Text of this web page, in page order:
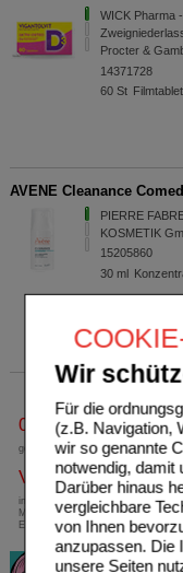
Wir
Für die
(z.B. Navigation,
wir so genannte
notwendig, damit
Darüber hinaus
vergleichbare
von Ihnen
anzupassen. Die
unsere Seiten
WICK Pharma -
Procter &
14371728
60 St
AVENE Cleanance
PIERRE
KOSMETIK
15205860
30 ml
0800-10 11 422
gebührenfreie Rufnummer
Versandkostenfrei
innerhalb Deutschlands bei einem
Mindestbestellwert von 13,99 Euro
Einsendung eines Kassenrezeptes